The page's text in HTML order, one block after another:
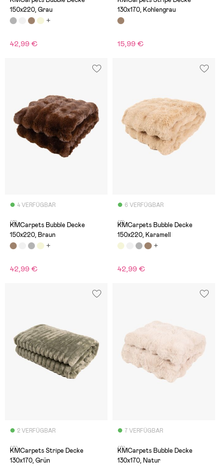
150x220, Grau
42,99 €
130x170, Kohlengrau
15,99 €
4 VERFÜGBAR
(2)
KMCarpets Bubble Decke
150x220, Braun
42,99 €
6 VERFÜGBAR
(2)
KMCarpets Bubble Decke
150x220, Karamell
42,99 €
2 VERFÜGBAR
(0)
KMCarpets Stripe Decke
130x170, Grün
7 VERFÜGBAR
(0)
KMCarpets Bubble Decke
130x170, Natur